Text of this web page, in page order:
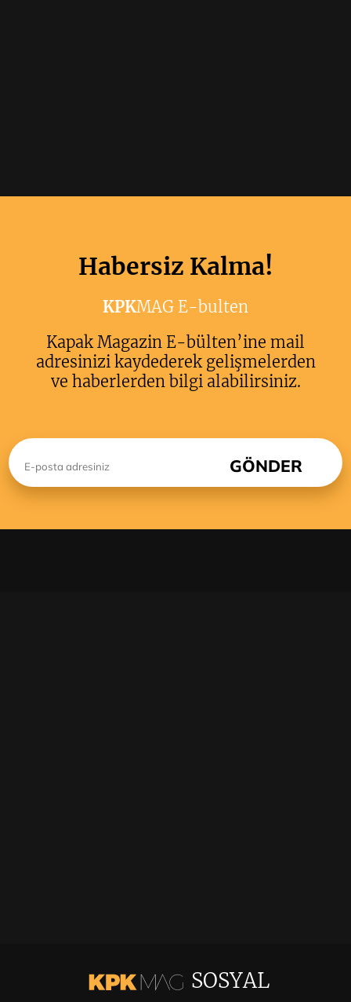
Habersiz Kalma!
KPKMAG E-bulten
Kapak Magazin E-bülten’ine mail
adresinizi kaydederek gelişmelerden
ve haberlerden bilgi alabilirsiniz.
SOSYAL